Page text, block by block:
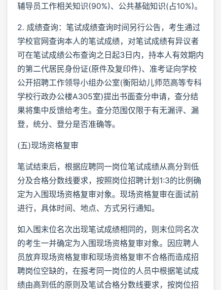
辅导员工作相关知识(90%)、公共基础知识(占10%)。
2. 成绩查询：笔试成绩查询时间另行公告，考生通过
学校官网查询本人的笔试成绩，对笔试成绩有异议者
可在笔试成绩公布查询之日起3日内，持本人有效期内
的第二代居民身份证(原件及复印件)、准考证向学校
公开招聘工作领导小组办公室(衡阳幼儿师范高等专科
学校行政办公楼A305室)提出书面查分申请，查分结
果将集中反馈给考生。查分范围仅限于有无漏评、漏
登，统分、登分是否准确等。
(五)现场资格复审
笔试结束后，根据应聘同一岗位笔试成绩从高分到低
分及合格分数线要求，按照岗位招聘计划1:3的比例确
定为入围现场资格复审对象。现场资格复审在面试前
进行，具体时间、地点、方式另行通知。
如入围末位名次出现笔试成绩相同的，则末位同名次
的考生一并确定为入围现场资格复审对象。因应聘人
员放弃现场资格复审和现场资格复审不合格而造成招
聘岗位空缺的，在报考同一岗位的人员中根据笔试成
绩由高到低的原则及笔试合格分数线要求，按岗位招